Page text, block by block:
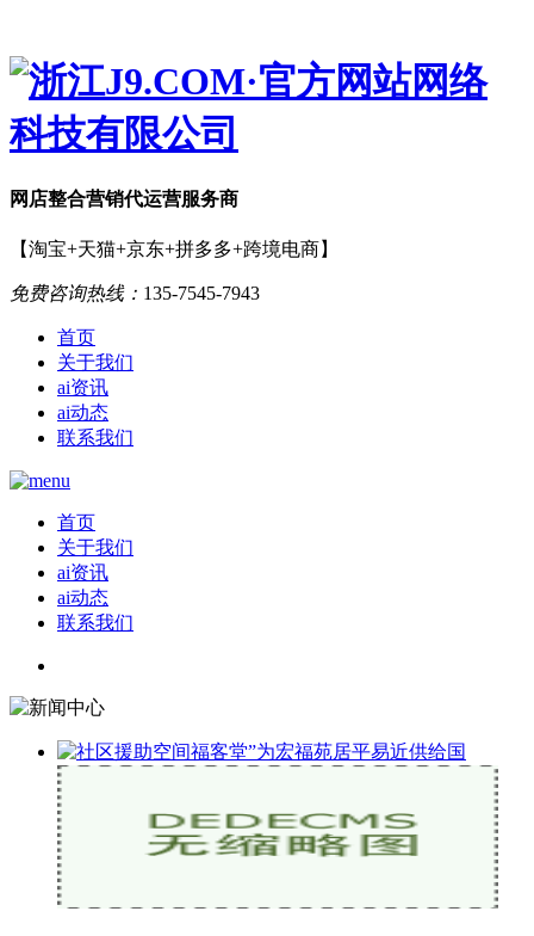
网店整合营销代运营服务商
【淘宝+天猫+京东+拼多多+跨境电商】
免费咨询热线： 135-7545-7943
首页
关于我们
ai资讯
ai动态
联系我们
首页
关于我们
ai资讯
ai动态
联系我们